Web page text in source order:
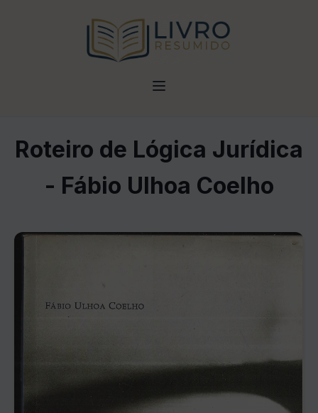
Roteiro de Lógica Jurídica
- Fábio Ulhoa Coelho